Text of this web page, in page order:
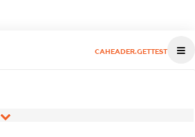
CAHEADER.GETTEST